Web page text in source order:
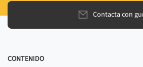
Contacta con
CONTENIDO